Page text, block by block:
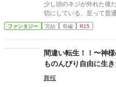
少し頭のネジが外れた彼
切にしている、至って普
日常を送っていると、唐
まう。 そこで出会った
な悩みを抱えながら異世
語。
ファンタジー 完結 長編 R15
間違い転生！！〜神
ものんびり自由に生
舞桜